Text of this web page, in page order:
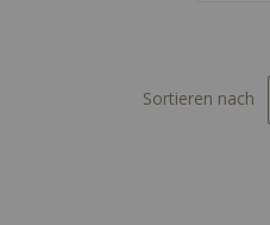
Sortieren nach